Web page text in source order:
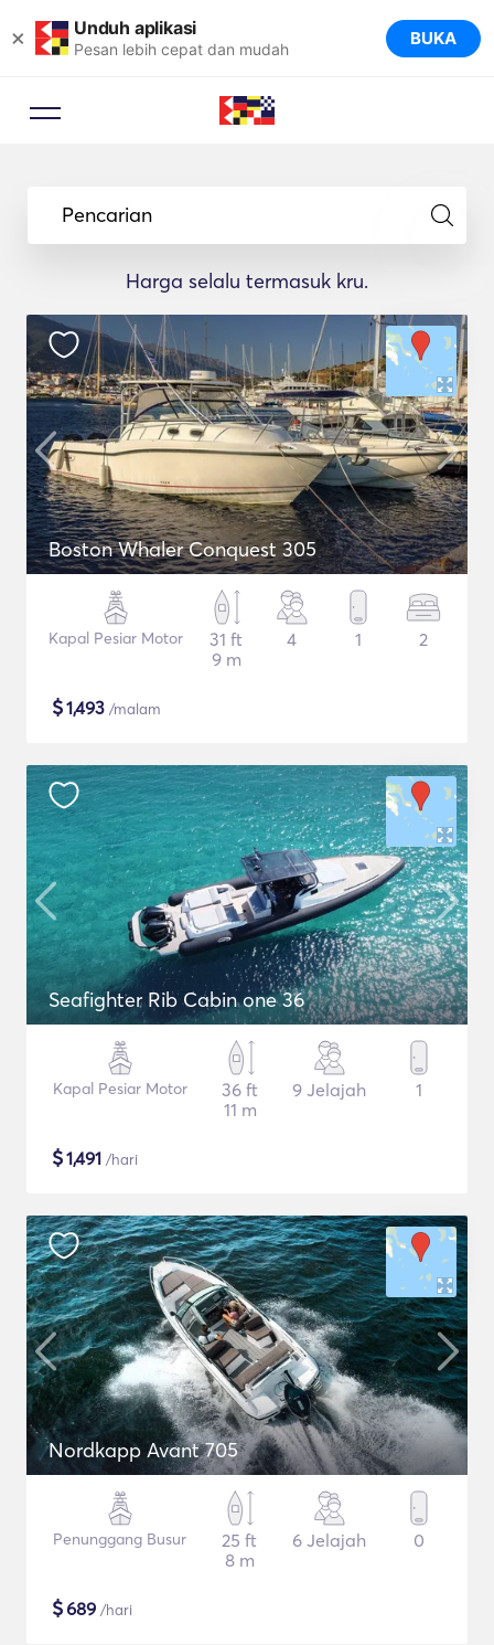
× Unduh aplikasi
Pesan lebih cepat dan mudah BUKA
Pencarian
Harga selalu termasuk kru.
Boston Whaler Conquest 305
Kapal Pesiar Motor
31 ft
9 m
4 1 2
$1,493 /malam
Seafighter Rib Cabin one 36
Kapal Pesiar Motor
36 ft
11 m
9 Jelajah 1
$1,491 /hari
Nordkapp Avant 705
Penunggang Busur
25 ft
8 m
6 Jelajah 0
$689 /hari